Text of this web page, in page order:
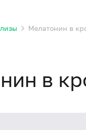
Мелатонин в
в